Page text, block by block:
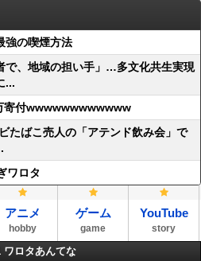
強の喫煙方法
で、地域の担い手」…多文化共生実現
...
寄付wwwwwwwwwwww
ばこ売人の「アテンド飲み会」で
ワロタ
アニメ
hobby
ゲーム
game
YouTube
story
ワロタあんてな